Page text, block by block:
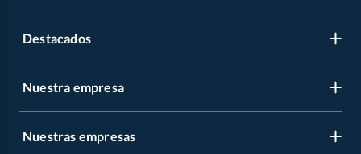
Tipos de entrega
Regístrate
Destacados
Recetas
Nuestra empresa
Nuestra empresa
Nuestras empresas